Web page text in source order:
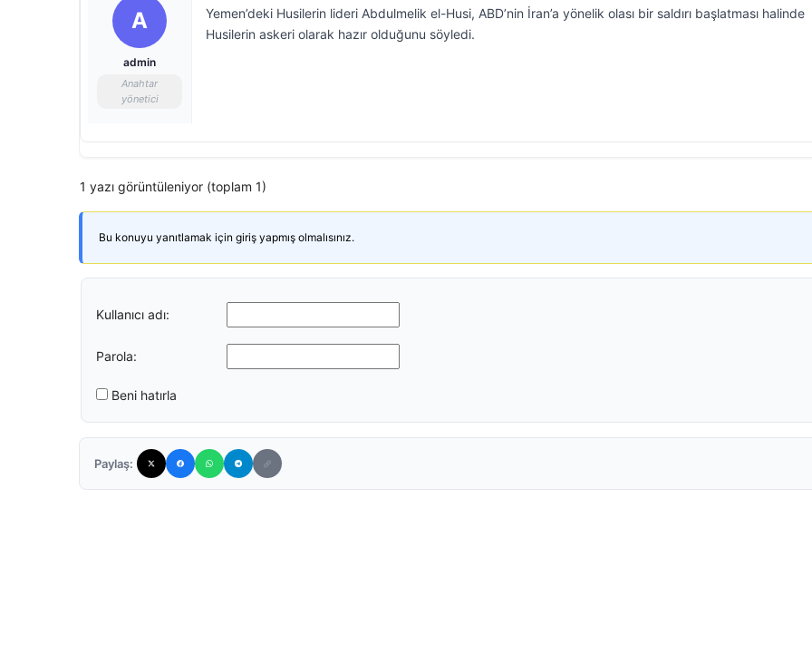
A
admin
Anahtar
yönetici
Yemen’deki Husilerin lideri Abdulmelik el-Husi, ABD’nin İran’a yönelik olası bir saldırı başlatması halinde
Husilerin askeri olarak hazır olduğunu söyledi.
1 yazı görüntüleniyor (toplam 1)
Bu konuyu yanıtlamak için giriş yapmış olmalısınız.
Kullanıcı adı:
Parola:
Beni hatırla
Paylaş: